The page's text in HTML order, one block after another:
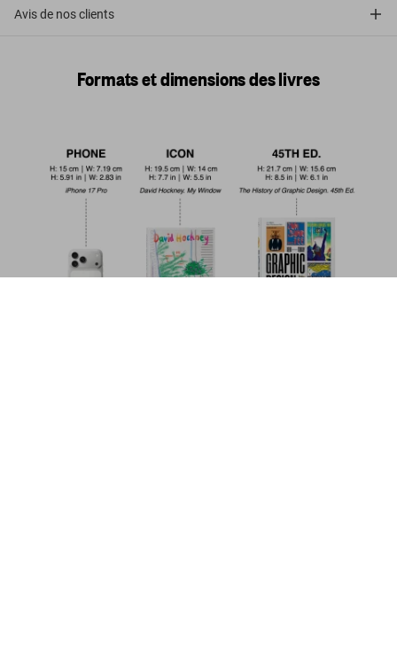
Avis de nos clients
Formats et dimensions des livres